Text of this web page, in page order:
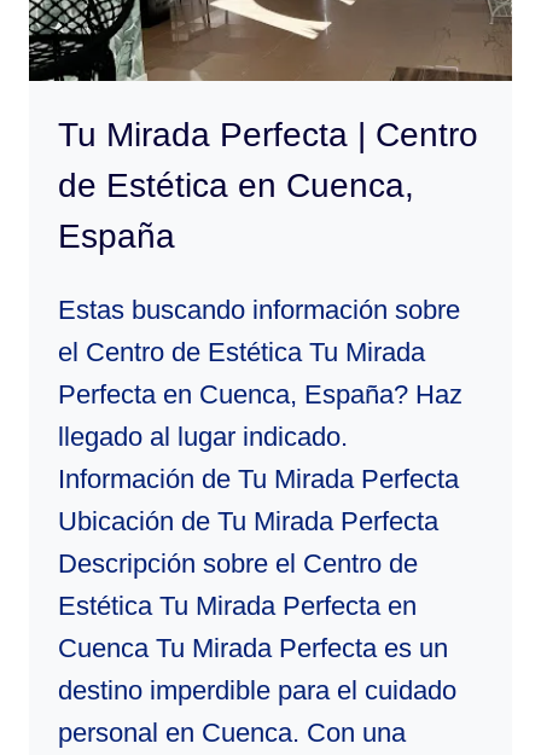
Tu Mirada Perfecta | Centro
de Estética en Cuenca,
España
Estas buscando información sobre
el Centro de Estética Tu Mirada
Perfecta en Cuenca, España? Haz
llegado al lugar indicado.
Información de Tu Mirada Perfecta
Ubicación de Tu Mirada Perfecta
Descripción sobre el Centro de
Estética Tu Mirada Perfecta en
Cuenca Tu Mirada Perfecta es un
destino imperdible para el cuidado
personal en Cuenca. Con una